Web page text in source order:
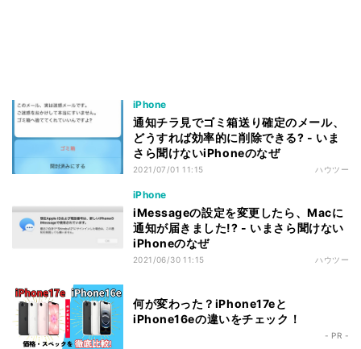
iPhone
通知チラ見でゴミ箱送り確定のメール、
どうすれば効率的に削除できる? - いま
さら聞けないiPhoneのなぜ
2021/07/01 11:15 ハウツー
iPhone
iMessageの設定を変更したら、Macに
通知が届きました!? - いまさら聞けない
iPhoneのなぜ
2021/06/30 11:15 ハウツー
何が変わった？iPhone17eと
iPhone16eの違いをチェック！
- PR -